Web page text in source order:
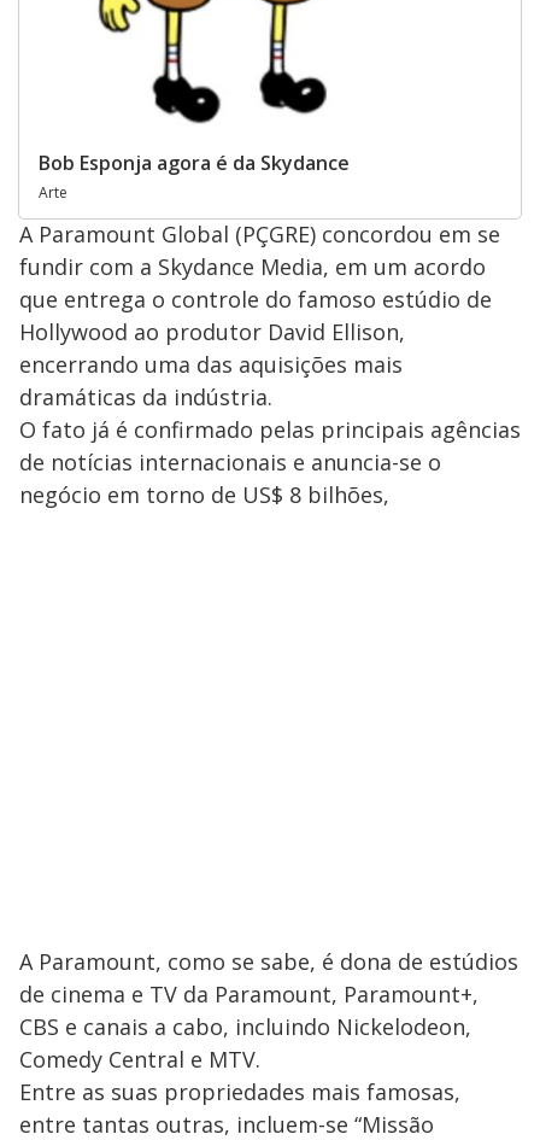
Bob Esponja agora é da Skydance
Arte
A Paramount Global (PÇGRE) concordou em se
fundir com a Skydance Media, em um acordo
que entrega o controle do famoso estúdio de
Hollywood ao produtor David Ellison,
encerrando uma das aquisições mais
dramáticas da indústria.
O fato já é confirmado pelas principais agências
de notícias internacionais e anuncia-se o
negócio em torno de US$ 8 bilhões,
A Paramount, como se sabe, é dona de estúdios
de cinema e TV da Paramount, Paramount+,
CBS e canais a cabo, incluindo Nickelodeon,
Comedy Central e MTV.
Entre as suas propriedades mais famosas,
entre tantas outras, incluem-se “Missão